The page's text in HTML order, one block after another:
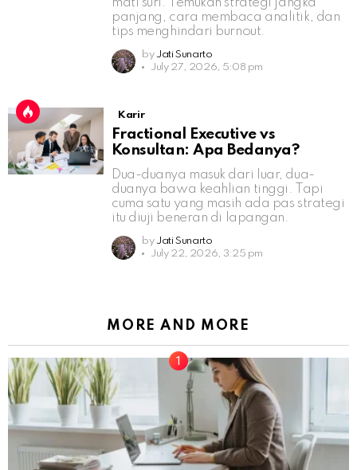
panjang, cara membaca analitik, dan
tips menghindari burnout.
by Jati Sunarto
July 27, 2026, 5:08 pm
Karir
Fractional Executive vs
Konsultan: Apa Bedanya?
Dua-duanya masuk dari luar, dua-
duanya bawa keahlian tinggi. Tapi
cuma satu yang masih ada pas strategi
itu diuji beneran di lapangan.
by Jati Sunarto
July 22, 2026, 3:25 pm
MORE AND MORE